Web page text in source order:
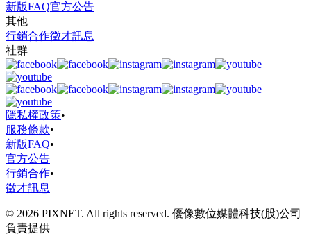
新版FAQ官方公告
其他
行銷合作徵才訊息
社群
隱私權政策•
服務條款•
新版FAQ•
官方公告
行銷合作•
徵才訊息
© 2026 PIXNET. All rights reserved. 優像數位媒體科技(股)公司
負責提供